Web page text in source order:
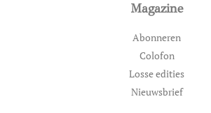
Magazine
Abonneren
Colofon
Losse edities
Nieuwsbrief